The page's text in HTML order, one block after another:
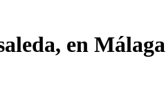
en Málaga